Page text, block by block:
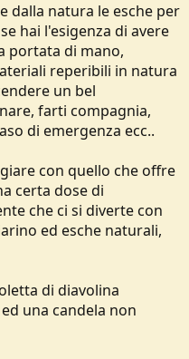
dalla natura le esche per
hai l'esigenza di avere
portata di mano,
reperibili in natura
un bel
farti compagnia,
di emergenza ecc..
con quello che offre
certa dose di
che ci si diverte con
ed esche naturali,
di diavolina
una candela non